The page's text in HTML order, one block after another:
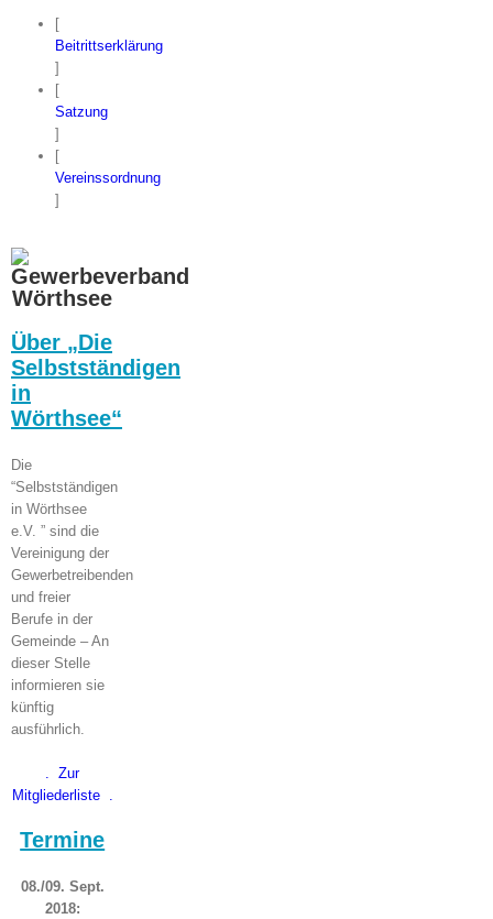
[
Beitrittserklärung
]
[
Satzung
]
[
Vereinssordnung
]
Über „Die
Selbstständigen
in
Wörthsee“
Die
“Selbstständigen
in Wörthsee
e.V. ” sind die
Vereinigung der
Gewerbetreibenden
und freier
Berufe in der
Gemeinde – An
dieser Stelle
informieren sie
künftig
ausführlich.
. Zur
Mitgliederliste .
Termine
08./09. Sept.
2018: